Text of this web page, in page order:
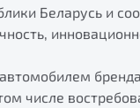
Беларусь и
числе